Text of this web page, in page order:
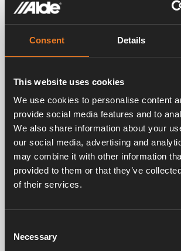
Consent Details
This website uses cookies
We use cookies to personalise content
provide social media features and to
We also share information about your
our social media, advertising and
may combine it with other information
provided to them or that they’ve
of their services.
Selection
Necessary
Denn nur mit gemeinsamen
können wir unsere Ziele erreichen
und respektvoll. Unser Dialog ist
Feedback. In der Truma Gruppe
Team!
FLEXIBILITÄT